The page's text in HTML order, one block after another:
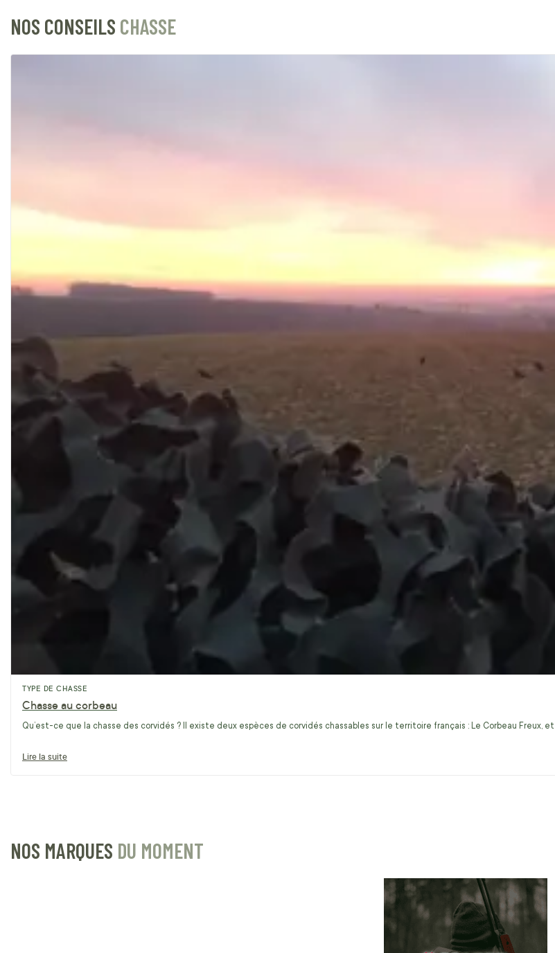
NOS CONSEILS CHASSE
TYPE DE CHASSE
Chasse au corbeau
Qu’est-ce que la chasse des corvidés ? Il existe deux espèces de corvidés chassables sur le territoire français : Le Corbeau Freux,
Lire la suite
NOS MARQUES DU MOMENT